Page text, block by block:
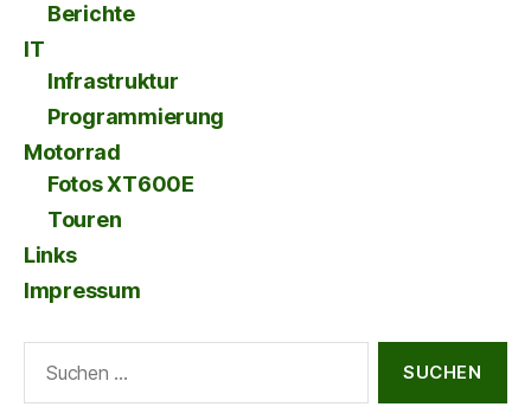
Berichte
IT
Infrastruktur
Programmierung
Motorrad
Fotos XT600E
Touren
Links
Impressum
nach: